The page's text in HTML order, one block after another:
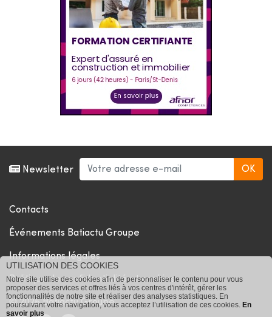
Newsletter
Contacts
Événements Batiactu Groupe
Informations légales
Politique de confidentialité et cookies
© 2026 Batiactu Groupe
UTILISATION DES COOKIES
Notre site utilise des cookies afin de personnaliser le contenu pour vous
proposer des services et offres liés à vos centres d'intérêt, gérer les
fonctionnalités de notre site et réaliser des analyses statistiques. En
poursuivant votre navigation, vous acceptez l’utilisation de ces cookies. En
savoir plus